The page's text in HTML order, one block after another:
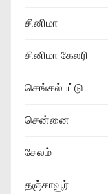
சினிமா
சினிமா கேலரி
செங்கல்பட்டு
சென்னை
சேலம்
தஞ்சாவூர்